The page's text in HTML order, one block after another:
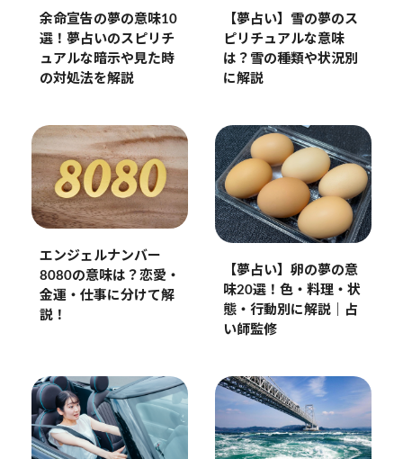
余命宣告の夢の意味10
選！夢占いのスピリチ
ュアルな暗示や見た時
の対処法を解説
【夢占い】雪の夢のス
ピリチュアルな意味
は？雪の種類や状況別
に解説
エンジェルナンバー
8080の意味は？恋愛・
金運・仕事に分けて解
説！
【夢占い】卵の夢の意
味20選！色・料理・状
態・行動別に解説｜占
い師監修